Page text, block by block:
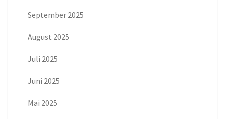
September 2025
August 2025
Juli 2025
Juni 2025
Mai 2025